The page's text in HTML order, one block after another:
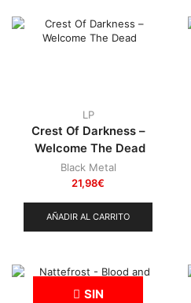
Sludge(35)
LP
Crest Of Darkness –
Welcome The Dead
Black Metal
21,98€
AÑADIR AL CARRITO
SIN